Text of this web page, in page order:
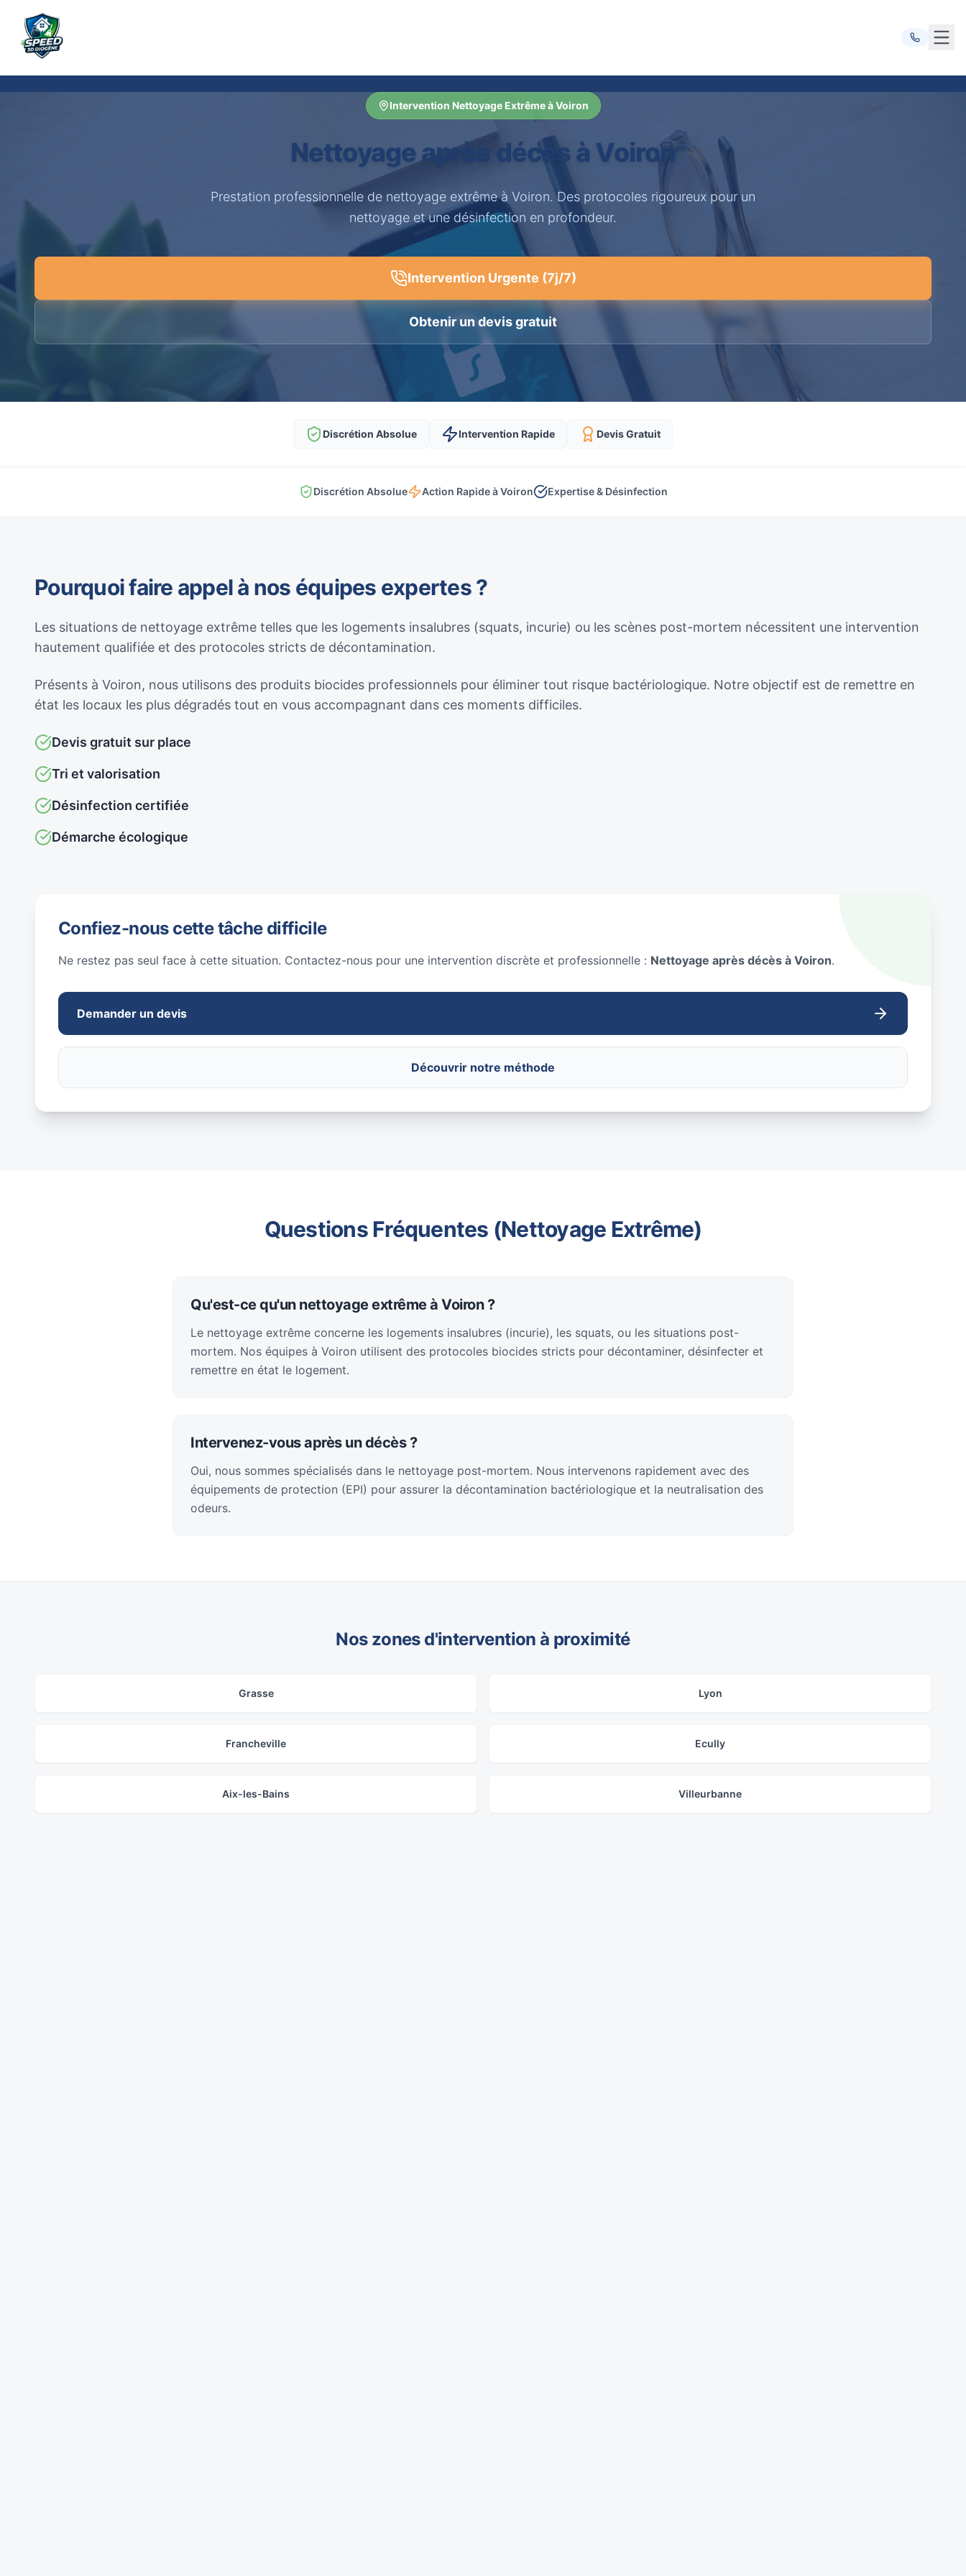
Intervention Nettoyage Extrême à Voiron
Nettoyage après décès à Voiron
Prestation professionnelle de nettoyage extrême à Voiron. Des protocoles rigoureux pour un
nettoyage et une désinfection en profondeur.
Intervention Urgente (7j/7)
Obtenir un devis gratuit
Discrétion Absolue Intervention Rapide Devis Gratuit
Discrétion Absolue Action Rapide à Voiron Expertise & Désinfection
Pourquoi faire appel à nos équipes expertes ?
Les situations de nettoyage extrême telles que les logements insalubres (squats, incurie) ou les scènes post-mortem nécessitent une intervention
hautement qualifiée et des protocoles stricts de décontamination.
Présents à Voiron, nous utilisons des produits biocides professionnels pour éliminer tout risque bactériologique. Notre objectif est de remettre en
état les locaux les plus dégradés tout en vous accompagnant dans ces moments difficiles.
Devis gratuit sur place
Tri et valorisation
Désinfection certifiée
Démarche écologique
Confiez-nous cette tâche difficile
Ne restez pas seul face à cette situation. Contactez-nous pour une intervention discrète et professionnelle : Nettoyage après décès à Voiron.
Demander un devis
Découvrir notre méthode
Questions Fréquentes (Nettoyage Extrême)
Qu'est-ce qu'un nettoyage extrême à Voiron ?
Le nettoyage extrême concerne les logements insalubres (incurie), les squats, ou les situations post-
mortem. Nos équipes à Voiron utilisent des protocoles biocides stricts pour décontaminer, désinfecter et
remettre en état le logement.
Intervenez-vous après un décès ?
Oui, nous sommes spécialisés dans le nettoyage post-mortem. Nous intervenons rapidement avec des
équipements de protection (EPI) pour assurer la décontamination bactériologique et la neutralisation des
odeurs.
Nos zones d'intervention à proximité
Grasse Lyon
Francheville Ecully
Aix-les-Bains Villeurbanne